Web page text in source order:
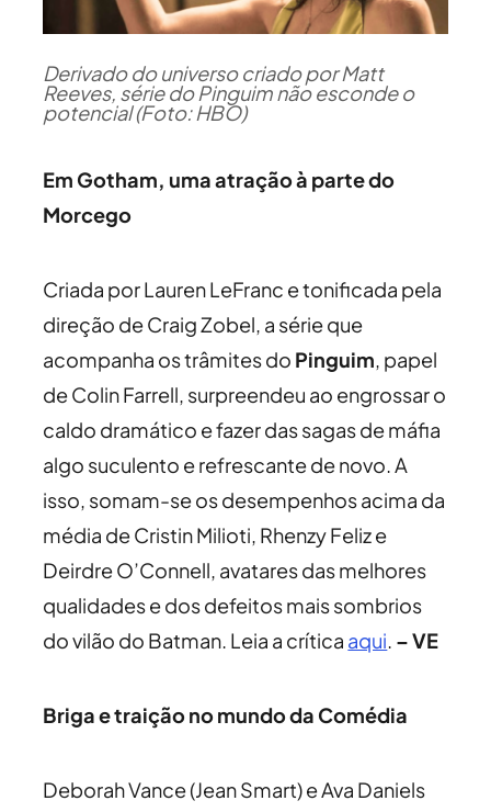
Derivado do universo criado por Matt
Reeves, série do Pinguim não esconde o
potencial (Foto: HBO)
Em Gotham, uma atração à parte do
Morcego
Criada por Lauren LeFranc e tonificada pela
direção de Craig Zobel, a série que
acompanha os trâmites do Pinguim, papel
de Colin Farrell, surpreendeu ao engrossar o
caldo dramático e fazer das sagas de máfia
algo suculento e refrescante de novo. A
isso, somam-se os desempenhos acima da
média de Cristin Milioti, Rhenzy Feliz e
Deirdre O’Connell, avatares das melhores
qualidades e dos defeitos mais sombrios
do vilão do Batman. Leia a crítica aqui. – VE
Briga e traição no mundo da Comédia
Deborah Vance (Jean Smart) e Ava Daniels